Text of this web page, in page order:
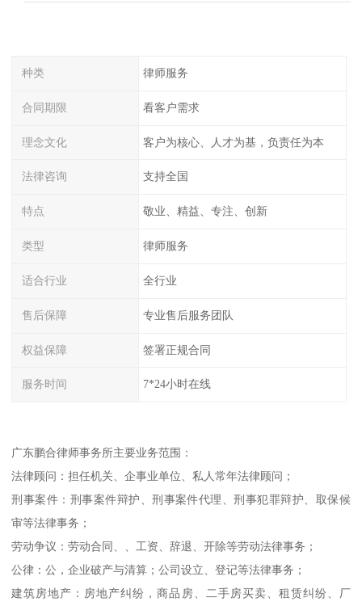
种类 律师服务
合同期限 看客户需求
理念文化 客户为核心、人才为基，负责任为本
法律咨询 支持全国
特点 敬业、精益、专注、创新
类型 律师服务
适合行业 全行业
售后保障 专业售后服务团队
权益保障 签署正规合同
服务时间 7*24小时在线
广东鹏合律师事务所主要业务范围：
法律顾问：担任机关、企事业单位、私人常年法律顾问；
刑事案件：刑事案件辩护、刑事案件代理、刑事犯罪辩护、取保候
审等法律事务；
劳动争议：劳动合同、、工资、辞退、开除等劳动法律事务；
公律：公，企业破产与清算；公司设立、登记等法律事务；
建筑房地产：房地产纠纷，商品房、二手房买卖、租赁纠纷、厂